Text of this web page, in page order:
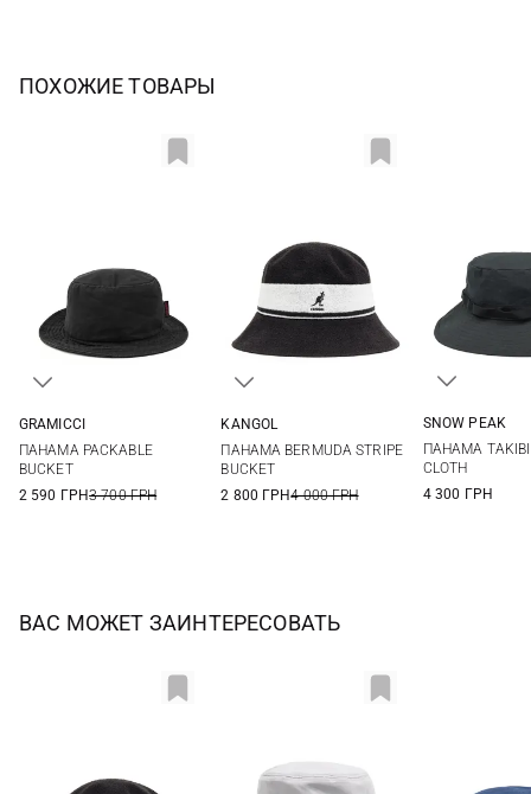
ПОХОЖИЕ ТОВАРЫ
GRAMICCI
ПАНАМА PACKABLE
BUCKET
2 590 ГРН3 700 ГРН
KANGOL
ПАНАМА BERMUDA STRIPE
BUCKET
2 800 ГРН4 000 ГРН
SNOW PEAK
ПАНАМА TAKIBI
CLOTH
4 300 ГРН
ВАС МОЖЕТ ЗАИНТЕРЕСОВАТЬ